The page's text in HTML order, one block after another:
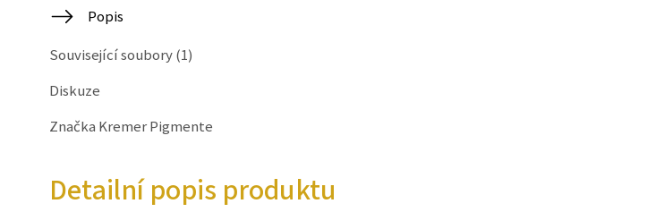
Popis
Související soubory (1)
Diskuze
Značka Kremer Pigmente
Detailní popis produktu